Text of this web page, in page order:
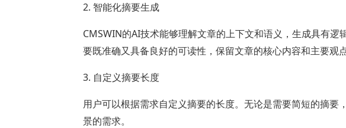
2. 智能化摘要生成
CMSWIN的AI技术能够理解文章的上下文和语义，生成具有
要既准确又具备良好的可读性，保留文章的核心内容和主要观点
3. 自定义摘要长度
用户可以根据需求自定义摘要的长度。无论是需要简短的摘
景的需求。